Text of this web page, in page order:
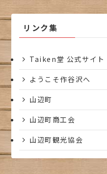
ブ
リンク集
Taiken堂 公式サイト
ようこそ作谷沢へ
山辺町
山辺町商工会
山辺町観光協会